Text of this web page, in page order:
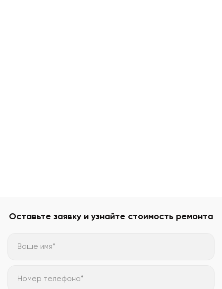
Оставьте заявку и узнайте стоимость ремонта
Ваше имя*
Номер телефона*